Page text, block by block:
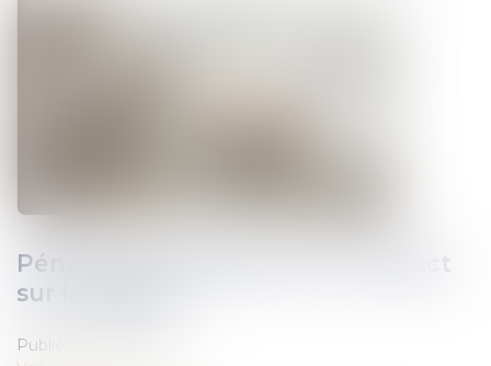
Pénurie de médicament et l'impact
sur le patient
Publié le :